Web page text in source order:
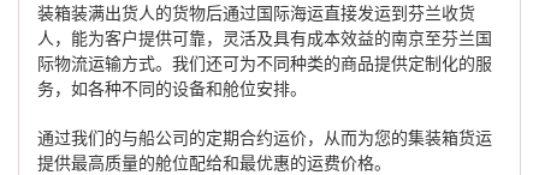
装箱装满出货人的货物后通过国际海运直接发运到芬兰收货
人，能为客户提供可靠，灵活及具有成本效益的南京至芬兰国
际物流运输方式。我们还可为不同种类的商品提供定制化的服
务，如各种不同的设备和舱位安排。
通过我们的与船公司的定期合约运价，从而为您的集装箱货运
提供最高质量的舱位配给和最优惠的运费价格。